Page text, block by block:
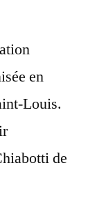
en
Louis.
de